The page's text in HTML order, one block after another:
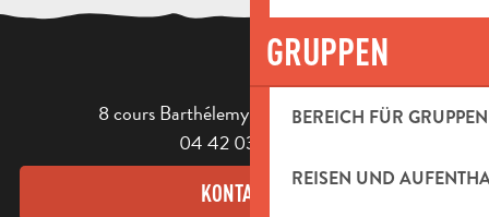
GRUPPEN
BEREICH FÜR GRUPPEN
REISEN UND
8 cours Barthélemy - 13400 Aubagne
04 42 03 49 98
KONTAKT